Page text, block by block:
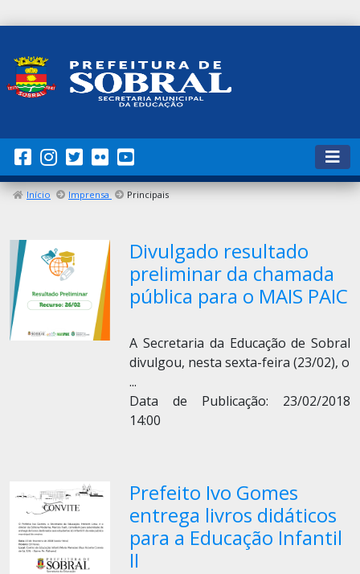
Início Imprensa Principais
Divulgado resultado
preliminar da chamada
pública para o MAIS PAIC
A Secretaria da Educação de Sobral
divulgou, nesta sexta-feira (23/02), o
...
Data de Publicação: 23/02/2018
14:00
Prefeito Ivo Gomes
entrega livros didáticos
para a Educação Infantil
II